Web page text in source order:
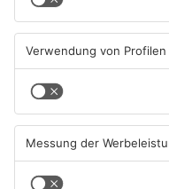
Gleisarbeiten sollen
Feldbrand in Nidderau
ausgelöst haben
31.07.2026, 06:25 UHR IN MAIN-